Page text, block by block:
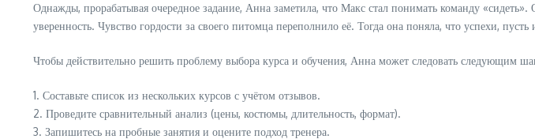
Однажды, прорабатывая очередное задание, Анна заметила, что Макс стал понимать команду
уверенность. Чувство гордости за своего питомца переполнило её. Тогда она поняла, что успехи,
Чтобы действительно решить проблему выбора курса и обучения, Анна может следовать следующим
1. Составьте список из нескольких курсов с учётом отзывов.
2. Проведите сравнительный анализ (цены, костюмы, длительность, формат).
3. Запишитесь на пробные занятия и оцените подход тренера.